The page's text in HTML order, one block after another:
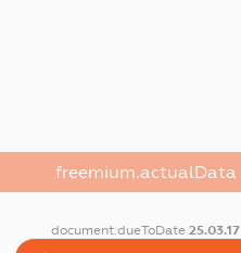
freemium.actualData
document.dueToDate25.03.17